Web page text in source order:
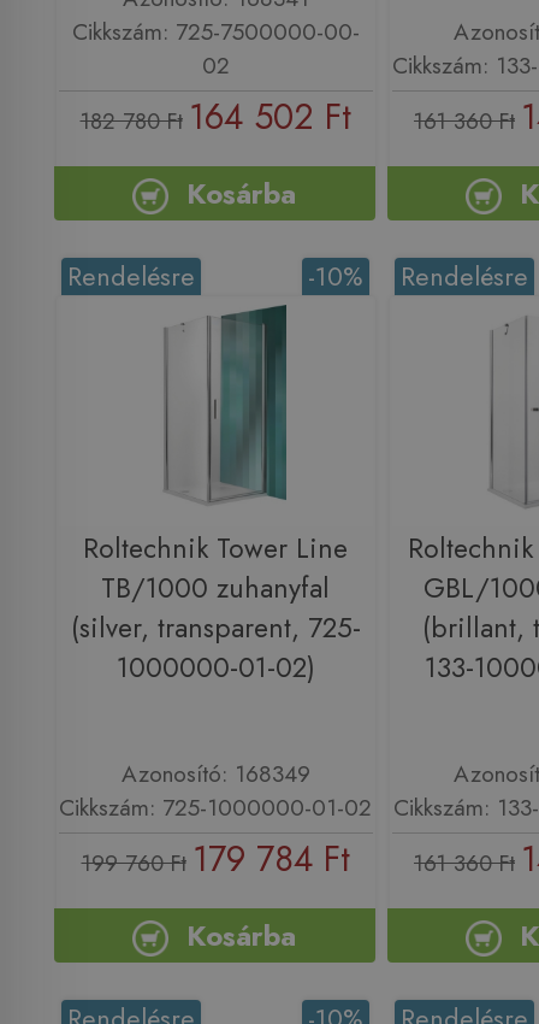
Cikkszám: 725-7500000-00-
02
182 780 Ft 164 502 Ft
Kosárba
Cikkszám:
161 360 Ft
-10%
Rendelésre
Roltechnik Tower Line
TB/1000 zuhanyfal
(silver, transparent, 725-
1000000-01-02)
Azonosító: 168349
Cikkszám: 725-1000000-01-02
199 760 Ft 179 784 Ft
Kosárba
Rendelésre
GBL/
(brillant,
133-
Cikkszám:
161 360 Ft